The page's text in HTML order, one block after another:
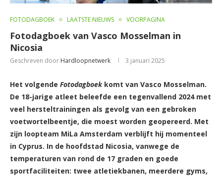
FOTODAGBOEK LAATSTE NIEUWS VOORPAGINA
Fotodagboek van Vasco Mosselman in
Nicosia
Geschreven door Hardloopnetwerk 3 januari 2025
Het volgende Fotodagboek komt van Vasco Mosselman.
De 18-jarige atleet beleefde een tegenvallend 2024 met
veel hersteltrainingen als gevolg van een gebroken
voetwortelbeentje, die moest worden geopereerd. Met
zijn loopteam MiLa Amsterdam verblijft hij momenteel
in Cyprus. In de hoofdstad Nicosia, vanwege de
temperaturen van rond de 17 graden en goede
sportfaciliteiten: twee atletiekbanen, meerdere gyms,